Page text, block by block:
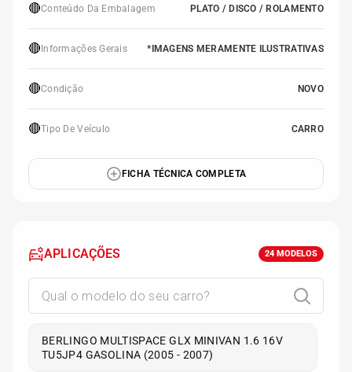
🔴Conteúdo Da Embalagem PLATO / DISCO / ROLAMENTO
🔴 Informações Gerais *IMAGENS MERAMENTE ILUSTRATIVAS
🔴Condição NOVO
🔴Tipo De Veículo CARRO
FICHA TÉCNICA COMPLETA
APLICAÇÕES 24 MODELOS
BERLINGO MULTISPACE GLX MINIVAN 1.6 16V
TU5JP4 GASOLINA (2005 - 2007)